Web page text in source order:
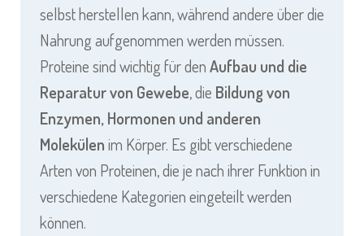
selbst herstellen kann, während andere über die
Nahrung aufgenommen werden müssen.
Proteine sind wichtig für denAufbau und die
Reparatur von Gewebe, die Bildung von
Enzymen, Hormonen und anderen
Molekülenim Körper. Es gibt verschiedene
Arten von Proteinen, die je nach ihrer Funktion in
verschiedene Kategorien eingeteilt werden
können.